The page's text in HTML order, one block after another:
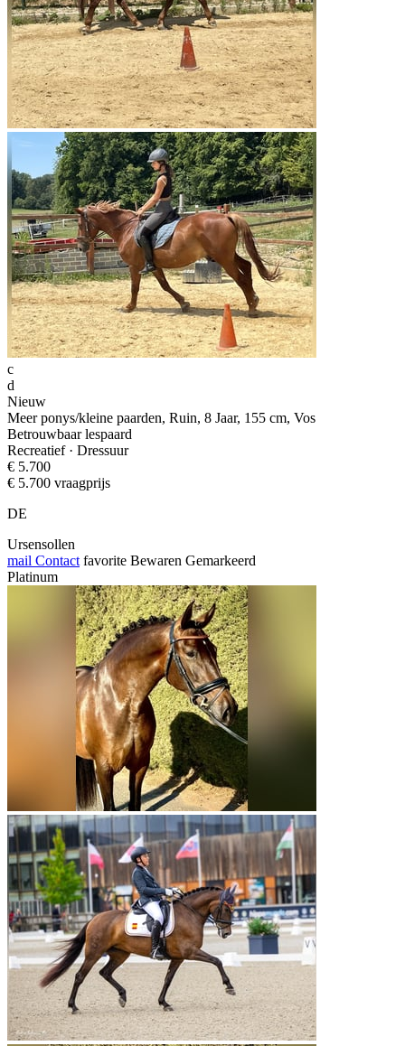
c
d
Nieuw
Meer ponys/kleine paarden, Ruin, 8 Jaar, 155 cm, Vos
Betrouwbaar lespaard
Recreatief · Dressuur
€ 5.700
€ 5.700 vraagprijs
DE
Ursensollen
mail Contact favorite Bewaren Gemarkeerd
Platinum